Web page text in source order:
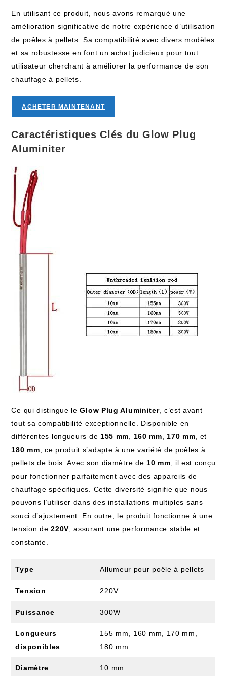
En utilisant ce produit, nous avons remarqué une
amélioration significative de notre expérience d’utilisation
de poêles à pellets. Sa compatibilité avec divers modèles
et sa robustesse en font un achat judicieux pour tout
utilisateur cherchant à améliorer la performance de son
chauffage à pellets.
ACHETER MAINTENANT
Caractéristiques Clés du Glow Plug
Aluminiter
Ce qui distingue leGlow Plug Aluminiter, c’est avant
tout sa compatibilité exceptionnelle. Disponible en
différentes longueurs de 155 mm, 160 mm,170 mm, et
180 mm, ce produit s’adapte à une variété de poêles à
pellets de bois. Avec son diamètre de10 mm, il est conçu
pour fonctionner parfaitement avec des appareils de
chauffage spécifiques. Cette diversité signifie que nous
pouvons l’utiliser dans des installations multiples sans
souci d’ajustement. En outre, le produit fonctionne à une
tension de220V, assurant une performance stable et
constante.
Type Allumeur pour poêle à pellets
Tension 220V
Puissance 300W
Longueurs
disponibles
155 mm, 160 mm, 170 mm,
180 mm
Diamètre 10 mm